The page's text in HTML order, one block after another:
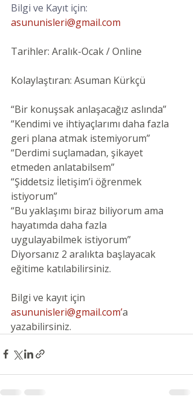
Bilgi ve Kayıt için:
asununisleri@gmail.com
Tarihler: Aralık-Ocak / Online
Kolaylaştıran: Asuman Kürkçü
“Bir konuşsak anlaşacağız aslında”
“Kendimi ve ihtiyaçlarımı daha fazla
geri plana atmak istemiyorum”
“Derdimi suçlamadan, şikayet
etmeden anlatabilsem”
“Şiddetsiz İletişim’i öğrenmek
istiyorum”
“Bu yaklaşımı biraz biliyorum ama
hayatımda daha fazla
uygulayabilmek istiyorum”
Diyorsanız 2 aralıkta başlayacak
eğitime katılabilirsiniz.
Bilgi ve kayıt için
asununisleri@gmail.com’a
yazabilirsiniz.